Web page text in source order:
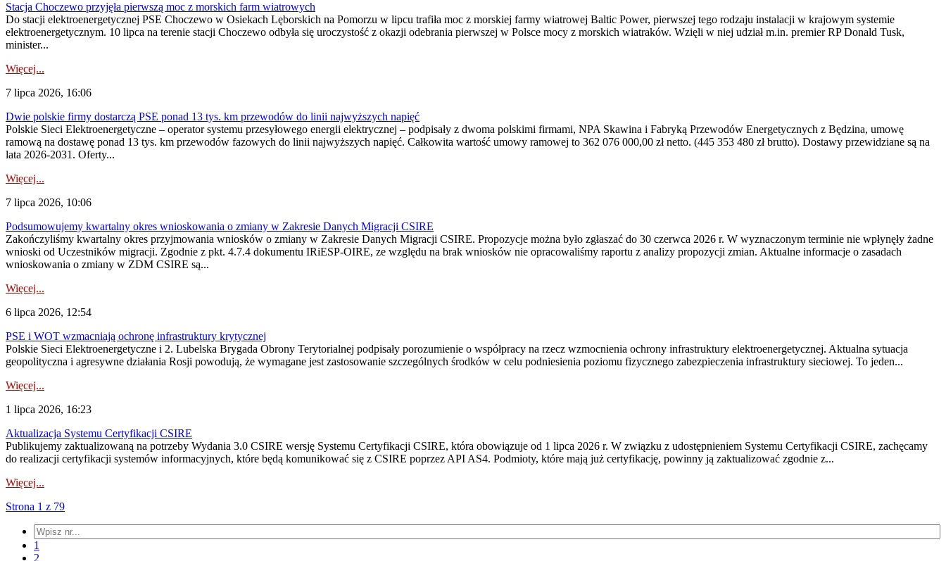
Stacja Choczewo przyjęła pierwszą moc z morskich farm wiatrowych
Do stacji elektroenergetycznej PSE Choczewo w Osiekach Lęborskich na Pomorzu w lipcu trafiła moc z morskiej farmy wiatrowej Baltic Power, pierwszej tego rodzaju instalacji w krajowym systemie
elektroenergetycznym. 10 lipca na terenie stacji Choczewo odbyła się uroczystość z okazji odebrania pierwszej w Polsce mocy z morskich wiatraków. Wzięli w niej udział m.in. premier RP Donald Tusk,
minister...
Więcej...
7 lipca 2026, 16:06
Dwie polskie firmy dostarczą PSE ponad 13 tys. km przewodów do linii najwyższych napięć
Polskie Sieci Elektroenergetyczne – operator systemu przesyłowego energii elektrycznej – podpisały z dwoma polskimi firmami, NPA Skawina i Fabryką Przewodów Energetycznych z Będzina, umowę
ramową na dostawę ponad 13 tys. km przewodów fazowych do linii najwyższych napięć. Całkowita wartość umowy ramowej to 362 076 000,00 zł netto. (445 353 480 zł brutto). Dostawy przewidziane są na
lata 2026-2031. Oferty...
Więcej...
7 lipca 2026, 10:06
Podsumowujemy kwartalny okres wnioskowania o zmiany w Zakresie Danych Migracji CSIRE
Zakończyliśmy kwartalny okres przyjmowania wniosków o zmiany w Zakresie Danych Migracji CSIRE. Propozycje można było zgłaszać do 30 czerwca 2026 r. W wyznaczonym terminie nie wpłynęły żadne
wnioski od Uczestników migracji. Zgodnie z pkt. 4.7.4 dokumentu IRiESP-OIRE, ze względu na brak wniosków nie opracowaliśmy raportu z analizy propozycji zmian. Aktualne informacje o zasadach
wnioskowania o zmiany w ZDM CSIRE są...
Więcej...
6 lipca 2026, 12:54
PSE i WOT wzmacniają ochronę infrastruktury krytycznej
Polskie Sieci Elektroenergetyczne i 2. Lubelska Brygada Obrony Terytorialnej podpisały porozumienie o współpracy na rzecz wzmocnienia ochrony infrastruktury elektroenergetycznej. Aktualna sytuacja
geopolityczna i agresywne działania Rosji powodują, że wymagane jest zastosowanie szczególnych środków w celu podniesienia poziomu fizycznego zabezpieczenia infrastruktury sieciowej. To jeden...
Więcej...
1 lipca 2026, 16:23
Aktualizacja Systemu Certyfikacji CSIRE
Publikujemy zaktualizowaną na potrzeby Wydania 3.0 CSIRE wersję Systemu Certyfikacji CSIRE, która obowiązuje od 1 lipca 2026 r. W związku z udostępnieniem Systemu Certyfikacji CSIRE, zachęcamy
do realizacji certyfikacji systemów informacyjnych, które będą komunikować się z CSIRE poprzez API AS4. Podmioty, które mają już certyfikację, powinny ją zaktualizować zgodnie z...
Więcej...
Strona 1 z 79
1
2